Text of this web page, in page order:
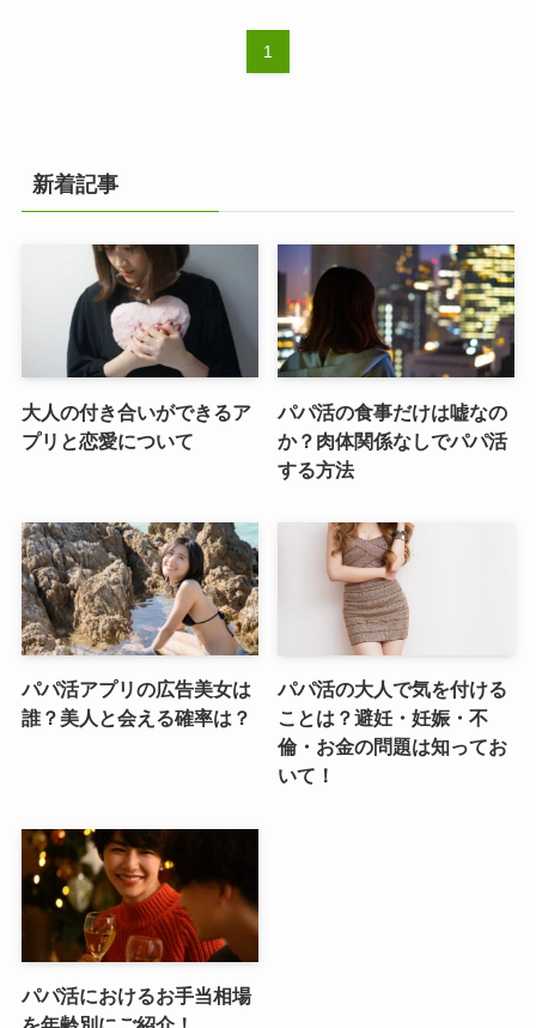
1
新着記事
大人の付き合いができるア
プリと恋愛について
パパ活の食事だけは嘘なの
か？肉体関係なしでパパ活
する方法
パパ活アプリの広告美女は
誰？美人と会える確率は？
パパ活の大人で気を付ける
ことは？避妊・妊娠・不
倫・お金の問題は知ってお
いて！
パパ活におけるお手当相場